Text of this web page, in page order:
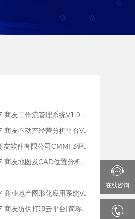
工作流管理系统V1.0著作权证书
不动产经营分析平台V1.0 著作权证书
软件有限公司CMMI 3评估证书
图及CAD位置分析平台V1.0著作权证书
地产图形化应用系统V1.0著作权证书
防伪打印云平台[简称：商友防伪云]

在线咨询
